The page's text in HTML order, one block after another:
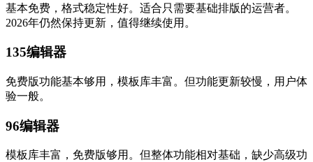
基本免费，格式稳定性好。适合只需要基础排版的运营者。
2026年仍然保持更新，值得继续使用。
135编辑器
免费版功能基本够用，模板库丰富。但功能更新较慢，用户体
验一般。
96编辑器
模板库丰富，免费版够用。但整体功能相对基础，缺少高级功